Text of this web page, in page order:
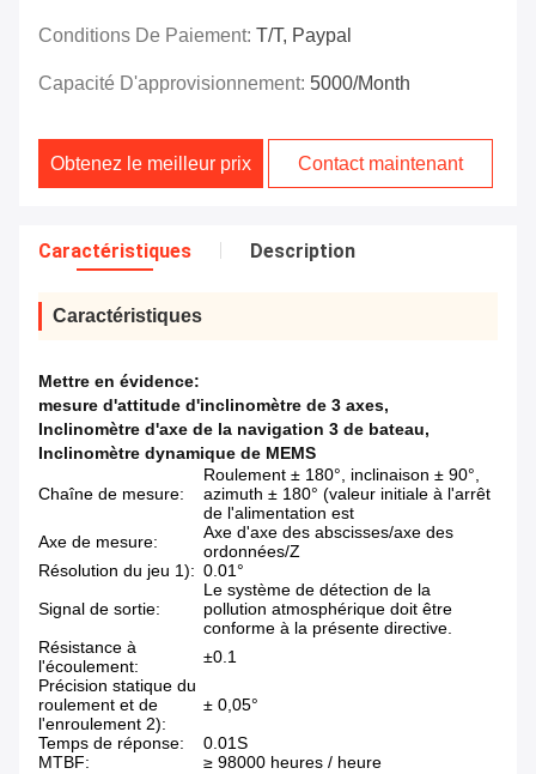
Conditions De Paiement: T/T, Paypal
Capacité D'approvisionnement: 5000/month
Obtenez le meilleur prix Contact maintenant
Caractéristiques Description
Caractéristiques
Mettre en évidence:
mesure d'attitude d'inclinomètre de 3 axes,
Inclinomètre d'axe de la navigation 3 de bateau,
Inclinomètre dynamique de MEMS
Chaîne de mesure:
Roulement ± 180°, inclinaison ± 90°,
azimuth ± 180° (valeur initiale à l'arrêt
de l'alimentation est
Axe de mesure:
Axe d'axe des abscisses/axe des
ordonnées/Z
Résolution du jeu 1): 0.01°
Signal de sortie:
Le système de détection de la
pollution atmosphérique doit être
conforme à la présente directive.
Résistance à
l'écoulement:
±0.1
Précision statique du
roulement et de
l'enroulement 2):
± 0,05°
Temps de réponse:
0.01S
MTBF:
≥ 98000 heures / heure